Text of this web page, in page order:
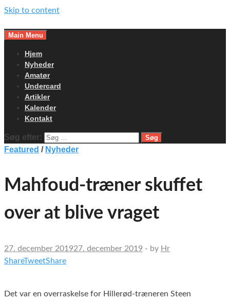
Skip to content
Main Menu
Hjem
Nyheder
Amatør
Undercard
Artikler
Kalender
Kontakt
Søg efter:
Featured / Nyheder
Mahfoud-træner skuffet
over at blive vraget
27. december 201927. december 2019 - by Hr
ShareTweetShare
Det var en overraskelse for Hillerød-træneren Steen